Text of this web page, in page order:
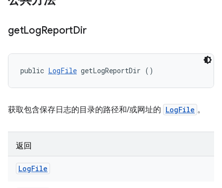
getLogReportDir
public LogFile getLogReportDir ()
获取包含保存日志的目录的路径和/或网址的 LogFile 。
返回
LogFile